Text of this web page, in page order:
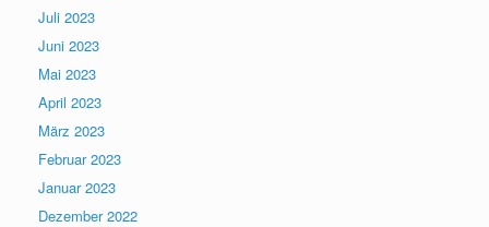
Juli 2023
Juni 2023
Mai 2023
April 2023
März 2023
Februar 2023
Januar 2023
Dezember 2022